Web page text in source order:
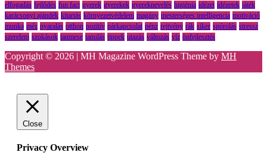
elfogadás fejlődés fun fact gyerek gyerekek gyereknevelés higiénia idézet idézetek játék
karácsonyi ajándék kitartás környezetvédelem magány mesterséges intelligencia motiváció
munka méz nyaralás otthon pozitív párkapcsolat pénz rejtvény rák siker spórolás stressz
szerelem szokások tanmese tanulás tippek utazás változás víz önfejlesztés
Copyright © 2026 | MH Magazine WordPress Theme by MH
Themes
Close
Privacy Overview